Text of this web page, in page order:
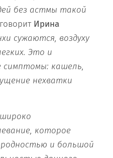
без астмы такой
Ирина
сужаются, воздуху
Это и
симптомы: кашель,
нехватки
которое
и большой